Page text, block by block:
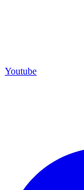
Youtube